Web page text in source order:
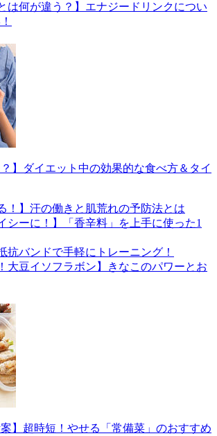
は何が違う？】エナジードリンクについ
？】ダイエット中の効果的な食べ方＆タイ
！】汗の働きと肌荒れの予防法とは
シーに！】「香辛料」を上手に使った1
抗バンドで手軽にトレーニング！
大豆イソフラボン】きなこのパワーとお
案】超時短！やせる「常備菜」のおすすめ